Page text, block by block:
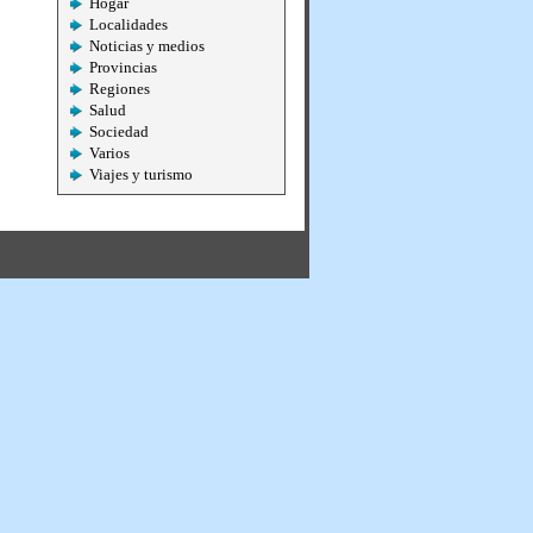
Localidades
Noticias y medios
Provincias
Regiones
Salud
Sociedad
Varios
Viajes y turismo